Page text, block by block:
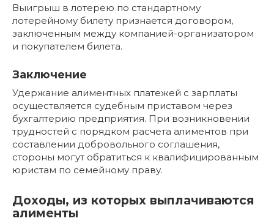
Выигрыш в лотерею по стандартному
лотерейному билету признается договором,
заключенным между компанией-организатором
и покупателем билета.
Заключение
Удержание алиментных платежей с зарплаты
осуществляется судебным приставом через
бухгалтерию предприятия. При возникновении
трудностей с порядком расчета алиментов при
составлении добровольного соглашения,
стороны могут обратиться к квалифицированным
юристам по семейному праву.
Доходы, из которых выплачиваются
алименты